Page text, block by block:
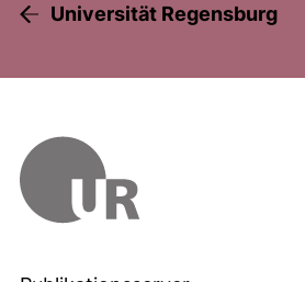
Universität Regensburg